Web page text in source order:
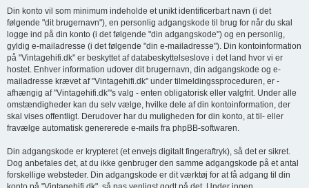
Din konto vil som minimum indeholde et unikt identificerbart navn (i det
følgende "dit brugernavn"), en personlig adgangskode til brug for når du skal
logge ind på din konto (i det følgende "din adgangskode") og en personlig,
gyldig e-mailadresse (i det følgende "din e-mailadresse"). Din kontoinformation
på "Vintagehifi.dk" er beskyttet af databeskyttelseslove i det land hvor vi er
hostet. Enhver information udover dit brugernavn, din adgangskode og e-
mailadresse krævet af "Vintagehifi.dk" under tilmeldingssproceduren, er -
afhængig af "Vintagehifi.dk"'s valg - enten obligatorisk eller valgfrit. Under alle
omstændigheder kan du selv vælge, hvilke dele af din kontoinformation, der
skal vises offentligt. Derudover har du muligheden for din konto, at til- eller
fravælge automatisk genererede e-mails fra phpBB-softwaren.
Din adgangskode er krypteret (et envejs digitalt fingeraftryk), så det er sikret.
Dog anbefales det, at du ikke genbruger den samme adgangskode på et antal
forskellige websteder. Din adgangskode er dit værktøj for at få adgang til din